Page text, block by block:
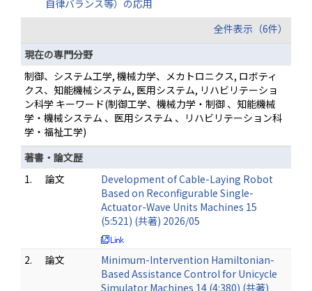
自律バランス等）の応用
全件表示（6件）
現在の専門分野
制御、システム工学, 機械力学、メカトロニクス, ロボティ
クス、知能機械システム, 医用システム, リハビリテーショ
ン科学 キーワード(制御工学、機械力学・制御 、知能機械
学・機械システム 、医用システム 、リハビリテーション科
学・福祉工学)
著書・論文歴
1.
論文
Development of Cable-Laying Robot
Based on Reconfigurable Single-
Actuator-Wave Units Machines 15
(5:521) (共著) 2026/05
2. 論文
Minimum-Intervention Hamiltonian-
Based Assistance Control for Unicycle
Simulator Machines 14 (4:380) (共著)